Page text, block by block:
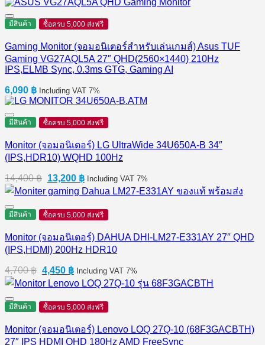
มีสินค้า ซื้อครบ 5,000 ส่งฟรี
Gaming Monitor (จอมอนิเตอร์สำหรับเล่นเกมส์) Asus TUF
Gaming VG27AQL5A 27″ QHD(2560×1440) 210Hz
IPS,ELMB Sync, 0.3ms GTG, Gaming AI
6,090 ฿ Including VAT 7%
มีสินค้า ซื้อครบ 5,000 ส่งฟรี
Monitor (จอมอนิเตอร์) LG UltraWide 34U650A-B 34″
(IPS,HDR10) WQHD 100Hz
14,400฿ Original
price
was:
14,400 ฿.
13,200 ฿Current
price
is:
13,200 ฿.
Including VAT 7%
มีสินค้า ซื้อครบ 5,000 ส่งฟรี
Monitor (จอมอนิเตอร์) DAHUA DHI-LM27-E331AY 27″ QHD
(IPS,HDMI) 200Hz HDR10
4,700฿ Original
price
was:
4,700 ฿.
4,450 ฿Current
price
is:
4,450 ฿.
Including VAT 7%
มีสินค้า ซื้อครบ 5,000 ส่งฟรี
Monitor (จอมอนิเตอร์) Lenovo LOQ 27Q-10 (68F3GACBTH)
27″ IPS HDMI QHD 180Hz AMD FreeSync